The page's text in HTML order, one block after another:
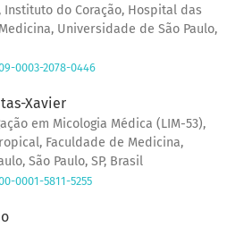
do Coração, Hospital das
Universidade de São Paulo,
0003-2078-0446
Xavier
em Micologia Médica (LIM-53),
Faculdade de Medicina,
São Paulo, SP, Brasil
0001-5811-5255